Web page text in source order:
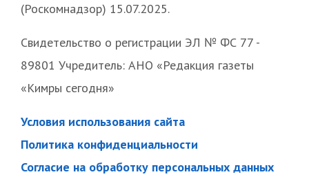
(Роскомнадзор) 15.07.2025.
Свидетельство о регистрации ЭЛ № ФС 77 -
89801 Учредитель: АНО «Редакция газеты
«Кимры сегодня»
Условия использования сайта
Политика конфиденциальности
Согласие на обработку персональных данных